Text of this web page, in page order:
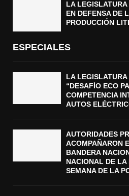
LA
EN DEFENSA DE
PRODUCCIÓN
ESPECIALES
LA
“DESAFÍO ECO
COMPETENCIA
AUTOS
AUTORIDADES
ACOMPAÑARON
BANDERA
NACIONAL DE
SEMANA DE LA